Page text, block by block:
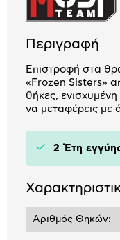
Περιγραφή
Επιστροφή στα
«Frozen Sisters»
θήκες,
να μεταφέρεις με
2 Έτη
Αριθμός Θηκών: